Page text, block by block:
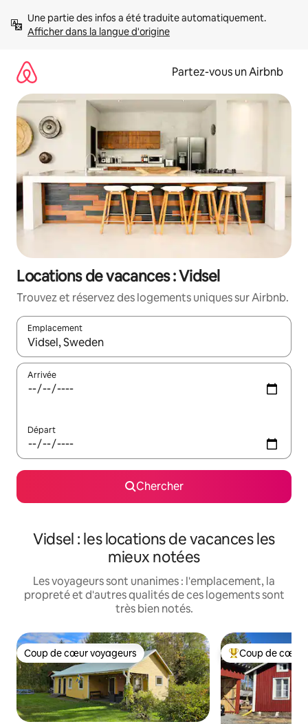
directement
Afficher dans la langue d'origine
Partez-vous un Airbnb
Locations de vacances : Vidsel
Trouvez et réservez des logements uniques sur Airbnb.
Emplacement
Quand les résultats sont affichés, parcourez-les en utilisant
Arrivée
Départ
Chercher
Vidsel : les locations de vacances les
mieux notées
Les voyageurs sont unanimes : l'emplacement, la
propreté et d'autres qualités de ces logements sont
très bien notés.
Coup de cœur voyageurs
Coup de cœur voyageurs Coup de cœur
Coup de cœur